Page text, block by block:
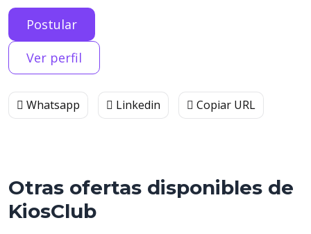
Postular
Ver perfil
Whatsapp Linkedin Copiar URL
Otras ofertas disponibles de
KiosClub